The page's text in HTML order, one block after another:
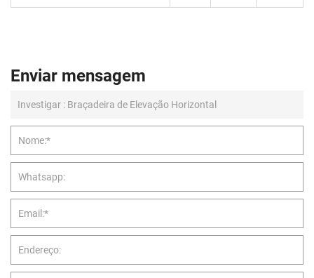
Enviar mensagem